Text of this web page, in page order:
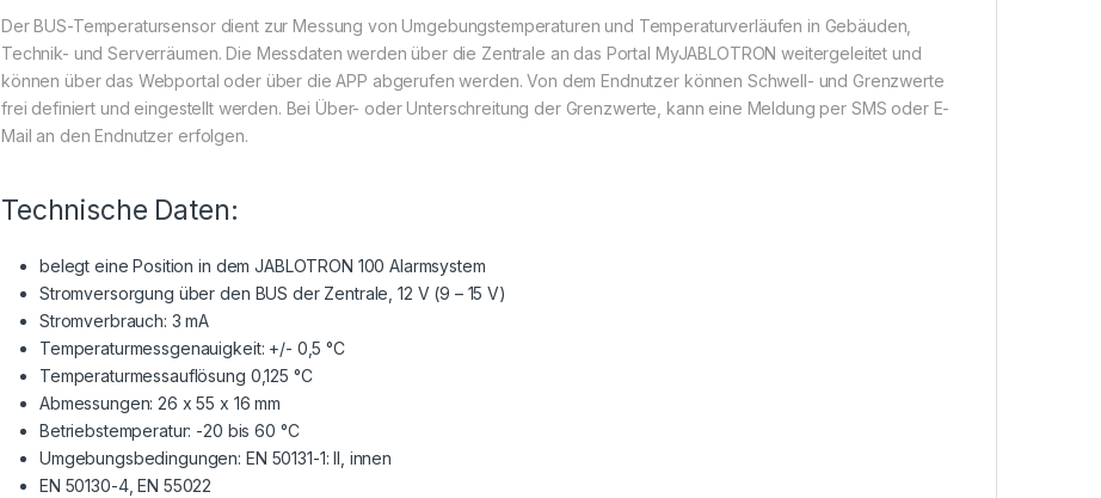
Der BUS-Temperatursensor dient zur Messung von Umgebungstemperaturen und Temperaturverläufen in Gebäuden,
Technik- und Serverräumen. Die Messdaten werden über die Zentrale an das Portal MyJABLOTRON weitergeleitet und
können über das Webportal oder über die APP abgerufen werden. Von dem Endnutzer können Schwell- und Grenzwerte
frei definiert und eingestellt werden. Bei Über- oder Unterschreitung der Grenzwerte, kann eine Meldung per SMS oder E-
Mail an den Endnutzer erfolgen.
Technische Daten:
belegt eine Position in dem JABLOTRON 100 Alarmsystem
Stromversorgung über den BUS der Zentrale, 12 V (9 – 15 V)
Stromverbrauch: 3 mA
Temperaturmessgenauigkeit: +/- 0,5 °C
Temperaturmessauflösung 0,125 °C
Abmessungen: 26 x 55 x 16 mm
Betriebstemperatur: -20 bis 60 °C
Umgebungsbedingungen: EN 50131-1: II, innen
EN 50130-4, EN 55022